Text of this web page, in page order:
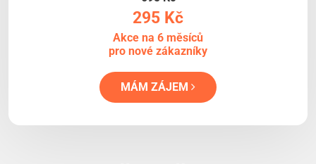
295 Kč
Akce na 6 měsíců
pro nové zákazníky
MÁM ZÁJEM